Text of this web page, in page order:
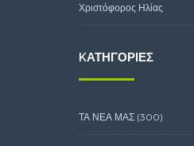
Χριστόφορος Ηλίας
KΑΤΗΓΟΡΊΕΣ
ΤΑ ΝΕΑ ΜΑΣ (300)